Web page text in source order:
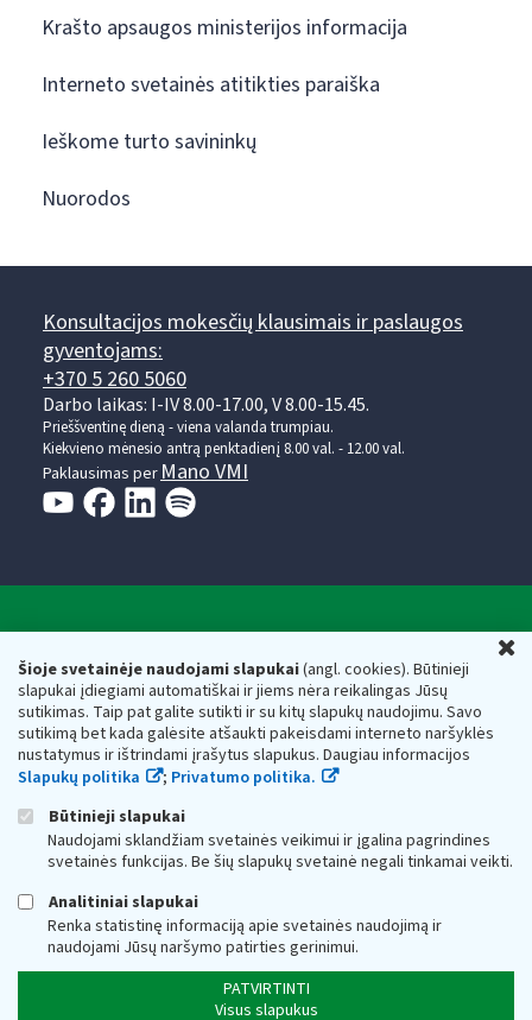
Šioje svetainėje naudojami slapukai(angl. cookies). Būtinieji
slapukai įdiegiami automatiškai ir jiems nėra reikalingas Jūsų
sutikimas. Taip pat galite sutikti ir su kitų slapukų naudojimu. Savo
sutikimą bet kada galėsite atšaukti pakeisdami interneto naršyklės
nustatymus ir ištrindami įrašytus slapukus. Daugiau informacijos
Slapukų politika
; Privatumo politika.
Būtinieji slapukai
Naudojami sklandžiam svetainės veikimui ir įgalina pagrindines
svetainės funkcijas. Be šių slapukų svetainė negali tinkamai veikti.
Analitiniai slapukai
Renka statistinę informaciją apie svetainės naudojimą ir
naudojami Jūsų naršymo patirties gerinimui.
PATVIRTINTI
Visus slapukus
Krašto apsaugos ministerijos informacija
Interneto svetainės atitikties paraiška
Ieškome turto savininkų
Nuorodos
Konsultacijos mokesčių klausimais ir paslaugos
gyventojams:
+370 5 260 5060
Darbo laikas: I-IV 8.00-17.00, V 8.00-15.45.
Prieššventinę dieną - viena valanda trumpiau.
Kiekvieno mėnesio antrą penktadienį 8.00 val. - 12.00 val.
Paklausimas per Mano VMI
Respublikos finansų ministerijos
Biudžetinė įstaiga. Juridinio asmens kodas — 188659752,
adresas: Vasario 16-osios g. 14, 01107 Vilnius, Lietuva, el.paštas:
vmi@vmi.lt, E. pristatymo dėžutės adresas 188659752
Duomenys apie Valstybinę mokesčių inspekciją prie Lietuvos
Respublikos finansų ministerijos kaupiami ir saugomi Juridinių